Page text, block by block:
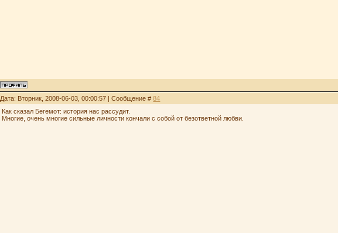
Дата: Вторник, 2008-06-03, 00:00:57 | Сообщение #84
Как сказал Бегемот: история нас рассудит.
Многие, очень многие сильные личности кончали с собой от безответной любви.